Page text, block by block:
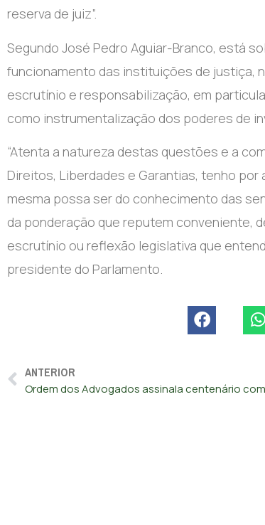
reserva de juiz”.
Segundo José Pedro Aguiar-Branco, está
funcionamento das instituições de justiça,
escrutínio e responsabilização, em
como instrumentalização dos poderes de
“Atenta a natureza destas questões e a
Direitos, Liberdades e Garantias, tenho
mesma possa ser do conhecimento das
da ponderação que reputem conveniente,
escrutínio ou reflexão legislativa que
presidente do Parlamento.
ANTERIOR